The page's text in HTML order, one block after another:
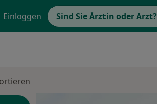
Einloggen Sind Sie Ärztin oder Arzt?